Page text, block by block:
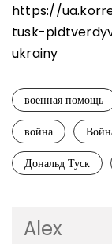
https://
tusk-
ukrainy
военная помощь
война
Дональд Туск
Alex